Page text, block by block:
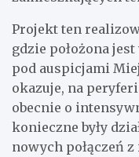
Projekt ten
gdzie położona
pod auspicjami
okazuje, na
obecnie o
konieczne były
nowych połączeń